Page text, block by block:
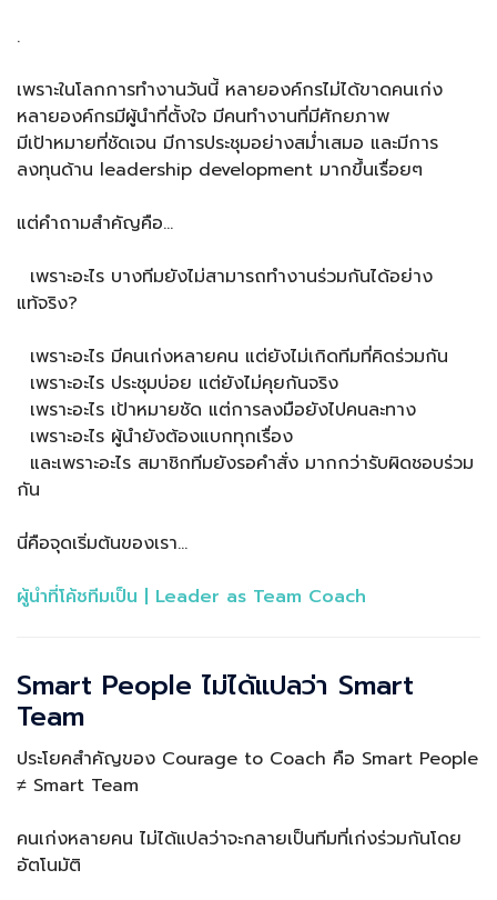
.
เพราะในโลกการทำงานวันนี้ หลายองค์กรไม่ได้ขาดคนเก่ง
หลายองค์กรมีผู้นำที่ตั้งใจ มีคนทำงานที่มีศักยภาพ
มีเป้าหมายที่ชัดเจน มีการประชุมอย่างสม่ำเสมอ และมีการ
ลงทุนด้าน leadership development มากขึ้นเรื่อยๆ
แต่คำถามสำคัญคือ…
เพราะอะไร บางทีมยังไม่สามารถทำงานร่วมกันได้อย่าง
แท้จริง?
เพราะอะไร มีคนเก่งหลายคน แต่ยังไม่เกิดทีมที่คิดร่วมกัน
เพราะอะไร ประชุมบ่อย แต่ยังไม่คุยกันจริง
เพราะอะไร เป้าหมายชัด แต่การลงมือยังไปคนละทาง
เพราะอะไร ผู้นำยังต้องแบกทุกเรื่อง
และเพราะอะไร สมาชิกทีมยังรอคำสั่ง มากกว่ารับผิดชอบร่วม
กัน
นี่คือจุดเริ่มต้นของเรา…
ผู้นำที่โค้ชทีมเป็น | Leader as Team Coach
Smart People ไม่ได้แปลว่า Smart
Team
ประโยคสำคัญของ Courage to Coach คือ Smart People
≠ Smart Team
คนเก่งหลายคน ไม่ได้แปลว่าจะกลายเป็นทีมที่เก่งร่วมกันโดย
อัตโนมัติ